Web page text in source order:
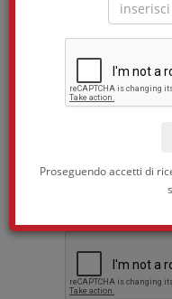
Proseguendo accetti di
Proseguendo accetti di